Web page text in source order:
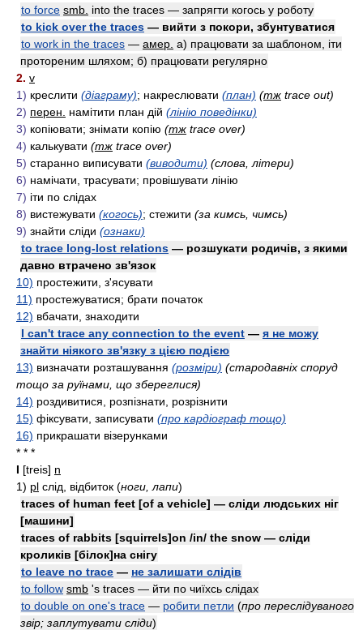
to force smb. into the traces — запрягти когось у роботу
to kick over the traces — вийти з покори, збунтуватися
to work in the traces — амер. а) працювати за шаблоном, іти
протореним шляхом; б) працювати регулярно
2. v
1) креслити (діаграму); накреслювати (план) (тж trace out)
2) перен. намітити план дій (лінію поведінки)
3) копіювати; знімати копію (тж trace over)
4) калькувати (тж trace over)
5) старанно виписувати (виводити) (слова, літери)
6) намічати, трасувати; провішувати лінію
7) іти по слідах
8) вистежувати (когось); стежити (за кимсь, чимсь)
9) знайти сліди (ознаки)
to trace long-lost relations — розшукати родичів, з якими
давно втрачено зв'язок
10) простежити, з'ясувати
11) простежуватися; брати початок
12) вбачати, знаходити
I can't trace any connection to the event — я не можу
знайти ніякого зв'язку з цією подією
13) визначати розташування (розміри) (стародавніх споруд
тощо за руїнами, що збереглися)
14) роздивитися, розпізнати, розрізнити
15) фіксувати, записувати (про кардіограф тощо)
16) прикрашати візерунками
* * *
I [treis] n
1) pl слід, відбиток (ноги, лапи)
traces of human feet [of a vehicle] — сліди людських ніг
[машини]
traces of rabbits [squirrels]on /in/ the snow — сліди
кроликів [білок]на снігу
to leave no trace — не залишати слідів
to follow smb 's traces — йти по чиїхсь слідах
to double on one's trace — робити петли (про переслідуваного
звір; заплутувати сліди)